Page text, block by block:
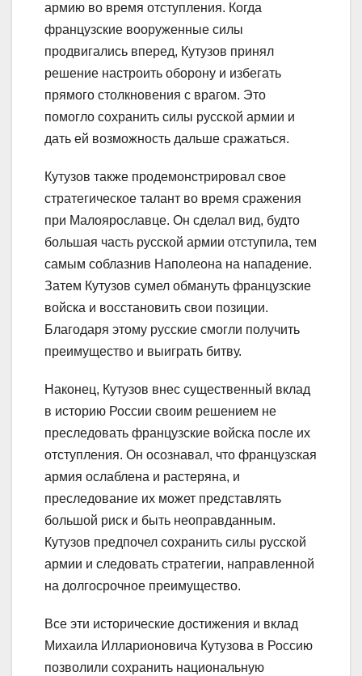
армию во время отступления. Когда
французские вооруженные силы
продвигались вперед, Кутузов принял
решение настроить оборону и избегать
прямого столкновения с врагом. Это
помогло сохранить силы русской армии и
дать ей возможность дальше сражаться.
Кутузов также продемонстрировал свое
стратегическое талант во время сражения
при Малоярославце. Он сделал вид, будто
большая часть русской армии отступила, тем
самым соблазнив Наполеона на нападение.
Затем Кутузов сумел обмануть французские
войска и восстановить свои позиции.
Благодаря этому русские смогли получить
преимущество и выиграть битву.
Наконец, Кутузов внес существенный вклад
в историю России своим решением не
преследовать французские войска после их
отступления. Он осознавал, что французская
армия ослаблена и растеряна, и
преследование их может представлять
большой риск и быть неоправданным.
Кутузов предпочел сохранить силы русской
армии и следовать стратегии, направленной
на долгосрочное преимущество.
Все эти исторические достижения и вклад
Михаила Илларионовича Кутузова в Россию
позволили сохранить национальную